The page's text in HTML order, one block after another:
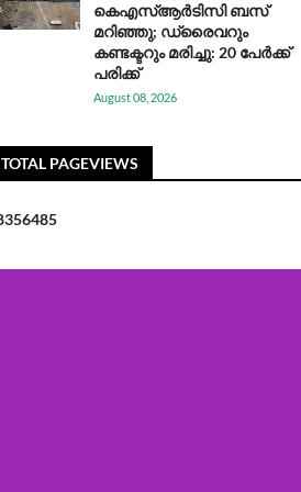
കെഎസ്ആര്‍ടിസി ബസ്
മറിഞ്ഞു; ഡ്രൈവറും
കണ്ടക്ടറും മരിച്ചു: 20 പേര്‍ക്ക്
പരിക്ക്
August 08, 2026
TOTAL PAGEVIEWS
356485